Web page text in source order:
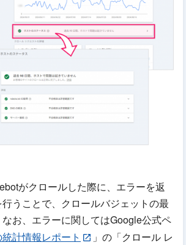
がクロールした際に、エラーを返
うことで、クロールバジェットの最
お、エラーに関してはGoogle公式ペ
計情報レポート
」の「クロール レ